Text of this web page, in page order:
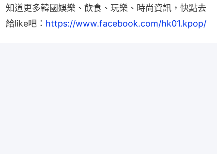
知道更多韓國娛樂、飲食、玩樂、時尚資訊，快點去
給like吧： https://www.facebook.com/hk01.kpop/